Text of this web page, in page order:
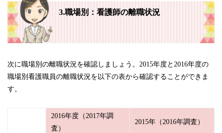
3.職場別：看護師の離職状況
次に職場別の離職状況を確認しましょう。2015年度と2016年度の
職場別看護職員の離職状況を以下の表から確認することができま
す。
2016年度（2017年調
査）
2015年（2016年調査）